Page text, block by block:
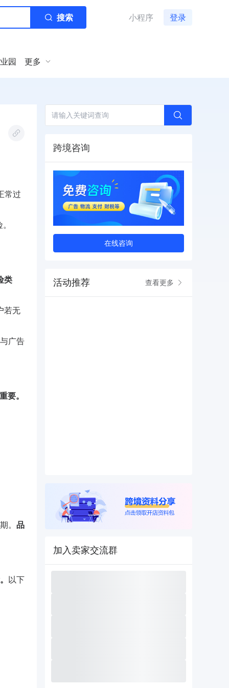
搜索 小程序 登录
园 更多
常过
类
若无
广告
要。
。 品
以下
跨境咨询
在线咨询
活动推荐 查看更多
加入卖家交流群